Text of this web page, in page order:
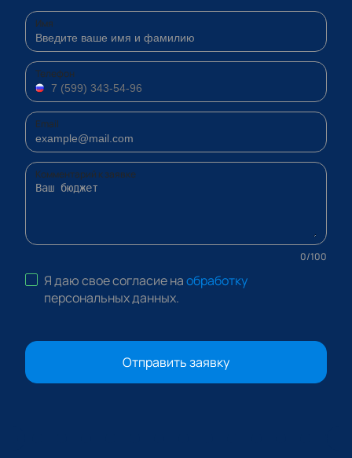
Имя
Телефон
Email
Комментарий к заявке
0/100
Я даю свое согласие наобработку
персональных данных.
Отправить заявку